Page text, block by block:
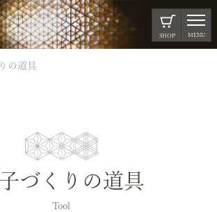
SHOP MENU
の道具
づくりの道具
Tool